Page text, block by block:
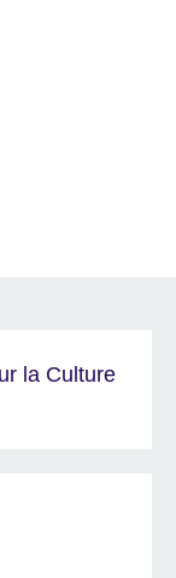
la Culture